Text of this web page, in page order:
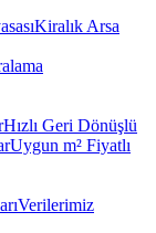
Kiralık Arsa
Hızlı Geri Dönüşlü
Uygun m² Fiyatlı
Verilerimiz